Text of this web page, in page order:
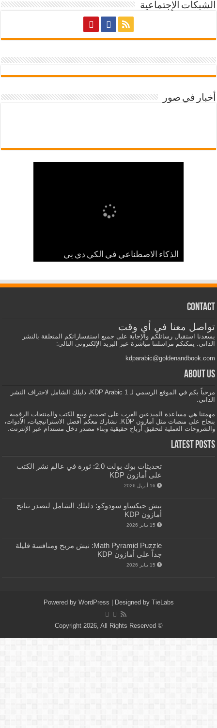
الشبكات الإجتماعية
أخبار في صور
كانفا الثوري للتصميم بالذكاء الاصطناعي؟
الذكاء الاصطناعي في الكي دي بي
والمزيد
Contact
تواصل معنا في أي وقت
يسعدنا استقبال رسائلكم والإجابة على جميع استفساراتكم المتعلقة بالنشر
الذاتي. يمكنكم مراسلتنا مباشرة عبر البريد الإلكتروني التالي:
kdparabic@goldenandbook.com
About us
مرحباً بكم في الموقع الرسمي لـ KDP Arabic 1، دليلك الشامل لاحتراف النشر
الذاتي.
مهمتنا هي مساعدة المبدعين العرب على تصميم وبيع الكتب والمنتجات الرقمية
بنجاح على منصات مثل أمازون KDP. نشارك معكم أفضل الاستراتيجيات، الأدوات،
والشروحات العملية لتحقيق أرباح حقيقية وبناء مصدر دخل مستدام عبر الإنترنت.
Latest Posts
تحديثات بوك بولت 2.0: ثورة في عالم نشر الكتب
على أمازون KDP
16 أبريل 2026
نيش جيكساو سودوكو: دليلك الشامل لتصدر نتائج
أمازون KDP
15 يناير 2026
Math Pyramid Puzzle: نيش مربح ومنافسة قليلة
جداً على أمازون KDP
15 يناير 2026
Powered by WordPress | Designed by TieLabs
© Copyright 2026, All Rights Reserved